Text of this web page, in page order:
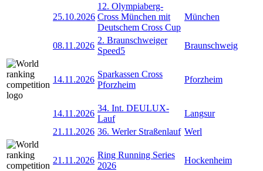
25.10.2026
12. Olympiaberg-
Cross München mit
Deutschem Cross Cup
München
08.11.2026
2. Braunschweiger
Speed5
Braunschweig
14.11.2026
Sparkassen Cross
Pforzheim
Pforzheim
14.11.2026
34. Int. DEULUX-
Lauf
Langsur
21.11.2026 36. Werler Straßenlauf Werl
21.11.2026
Ring Running Series
2026
Hockenheim